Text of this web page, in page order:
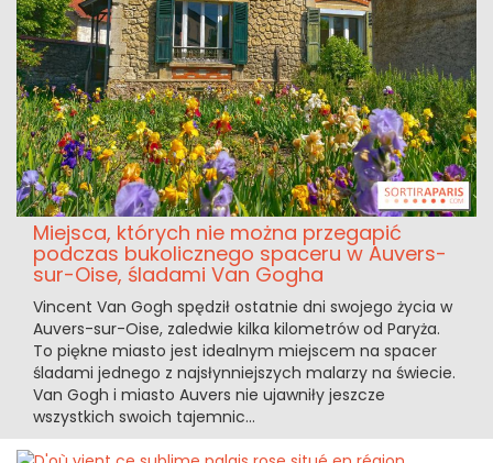
Miejsca, których nie można przegapić
podczas bukolicznego spaceru w Auvers-
sur-Oise, śladami Van Gogha
Vincent Van Gogh spędził ostatnie dni swojego życia w
Auvers-sur-Oise, zaledwie kilka kilometrów od Paryża.
To piękne miasto jest idealnym miejscem na spacer
śladami jednego z najsłynniejszych malarzy na świecie.
Van Gogh i miasto Auvers nie ujawniły jeszcze
wszystkich swoich tajemnic...